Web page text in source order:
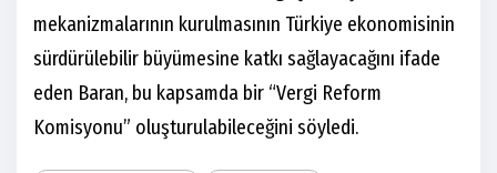
mekanizmalarının kurulmasının Türkiye ekonomisinin
sürdürülebilir büyümesine katkı sağlayacağını ifade
eden Baran, bu kapsamda bir “Vergi Reform
Komisyonu” oluşturulabileceğini söyledi.